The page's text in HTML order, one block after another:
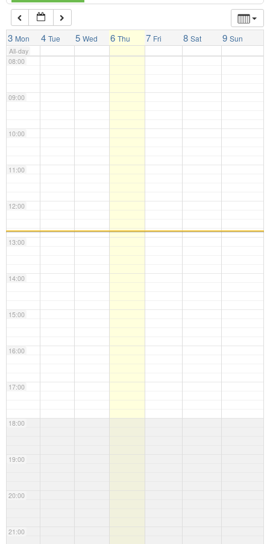
3 Mon 4 Tue 5 Wed 6 Thu 7 Fri 8 Sat 9 Sun
All-day
07:00
08:00
09:00
10:00
11:00
12:00
13:00
14:00
15:00
16:00
17:00
18:00
19:00
20:00
21:00